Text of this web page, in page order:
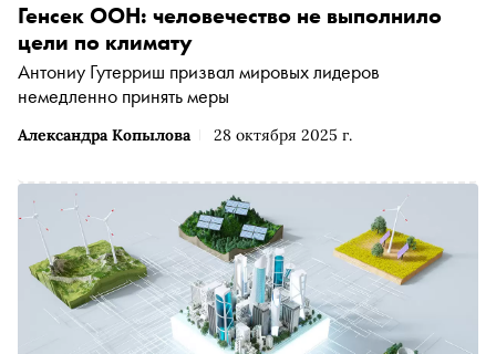
Александра Копылова 28 октября 2025 г.
Генсек ООН: человечество не выполнило
цели по климату
Антониу Гутерриш призвал мировых лидеров
немедленно принять меры